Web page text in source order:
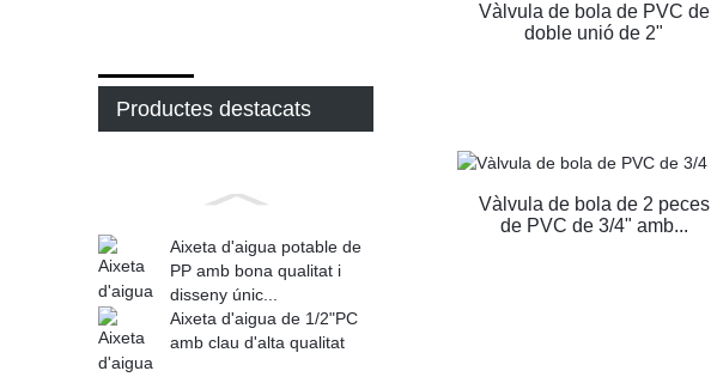
Productes destacats
Aixeta d'aigua potable de
PP amb bona qualitat i
disseny únic...
Aixeta d'aigua de 1/2"PC
amb clau d'alta qualitat
Vàlvula de bola de PVC de
doble unió de 2"
Vàlvula de bola de 2 peces
de PVC de 3/4" amb...